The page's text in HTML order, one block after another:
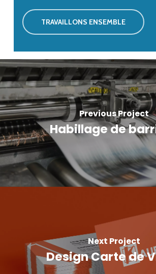
TRAVAILLONS ENSEMBLE
Previous Project
Habillage de
Next Project
Design Carte de